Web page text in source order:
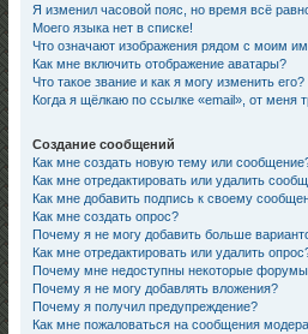
Я изменил часовой пояс, но время всё
Моего языка нет в списке!
Что означают изображения рядом с моим
Как мне включить отображение аватары?
Что такое звание и как я могу изменить его?
Когда я щёлкаю по ссылке «email», от меня
Создание сообщений
Как мне создать новую тему или
Как мне отредактировать или удалить
Как мне добавить подпись к своему
Как мне создать опрос?
Почему я не могу добавить больше
Как мне отредактировать или удалить
Почему мне недоступны некоторые
Почему я не могу добавлять вложения?
Почему я получил предупреждение?
Как мне пожаловаться на сообщения